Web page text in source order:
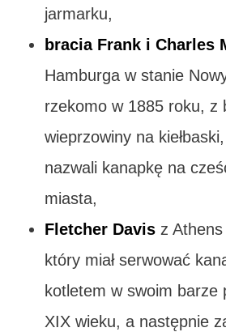
jarmarku,
bracia Frank i Charles
Hamburga w stanie
rzekomo w 1885 roku, z
wieprzowiny na
nazwali kanapkę na
miasta,
Fletcher Davis z
który miał serwować
kotletem w swoim barze
XIX wieku, a następnie